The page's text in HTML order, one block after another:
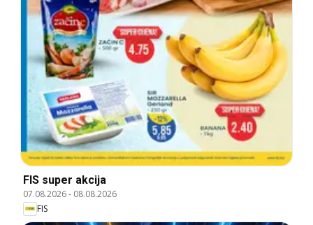
FIS super akcija
07.08.2026- 08.08.2026
FIS